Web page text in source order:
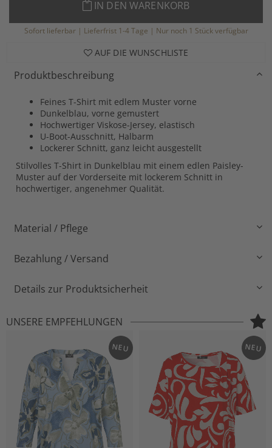
IN DEN WARENKORB
Sofort lieferbar | Lieferfrist 1-4 Tage | Nur noch 1 Stück verfügbar
AUF DIE WUNSCHLISTE
Produktbeschreibung
Feines T-Shirt mit edlem Muster vorne
Dunkelblau, vorne gemustert
Hochwertiger Viskose-Jersey, elastisch
U-Boot-Ausschnitt, Halbarm
Lockerer Schnitt, ganz leicht ausgestellt
Stilvolles T-Shirt in Dunkelblau mit einem edlen Paisley-
Muster auf der Vorderseite mit lockerem Schnitt in
hochwertiger, angenehmer Qualität.
Material / Pflege
Bezahlung / Versand
Details zur Produktsicherheit
UNSERE EMPFEHLUNGEN
NEU NEU